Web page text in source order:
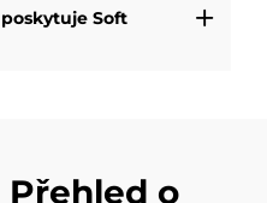
Soft
Přehled o